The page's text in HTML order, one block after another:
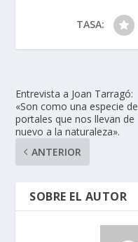
TASA:
Entrevista a Joan Tarragó:
«Son como una especie de
portales que nos llevan de
nuevo a la naturaleza».
ANTERIOR
SOBRE EL AUTOR